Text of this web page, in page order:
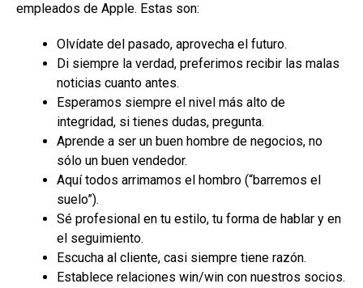
empleados de Apple. Estas son:
Olvídate del pasado, aprovecha el futuro.
Di siempre la verdad, preferimos recibir las malas
noticias cuanto antes.
Esperamos siempre el nivel más alto de
integridad, si tienes dudas, pregunta.
Aprende a ser un buen hombre de negocios, no
sólo un buen vendedor.
Aquí todos arrimamos el hombro (“barremos el
suelo”).
Sé profesional en tu estilo, tu forma de hablar y en
el seguimiento.
Escucha al cliente, casi siempre tiene razón.
Establece relaciones win/win con nuestros socios.